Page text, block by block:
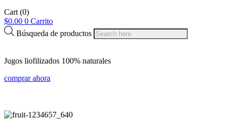
Cart (0)
$0.00 0 Carrito
Búsqueda de productos
Jugos liofilizados 100% naturales
comprar ahora